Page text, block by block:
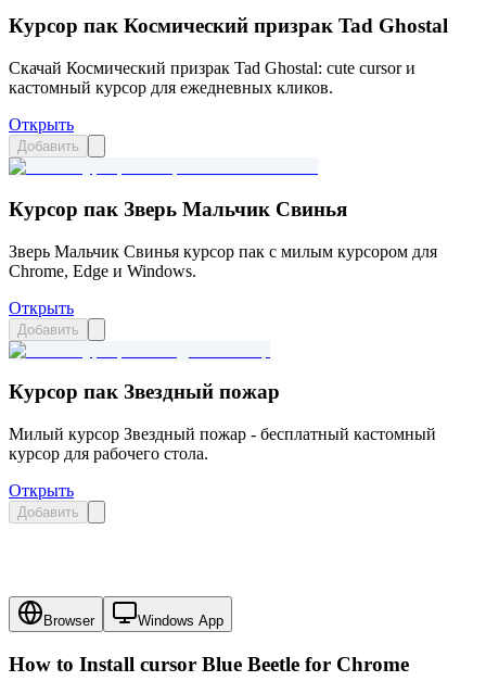
Курсор пак Космический призрак Tad Ghostal
Скачай Космический призрак Tad Ghostal: cute cursor и
кастомный курсор для ежедневных кликов.
Открыть
Добавить
Курсор пак Зверь Мальчик Свинья
Зверь Мальчик Свинья курсор пак с милым курсором для
Chrome, Edge и Windows.
Открыть
Добавить
Курсор пак Звездный пожар
Милый курсор Звездный пожар - бесплатный кастомный
курсор для рабочего стола.
Открыть
Добавить
Browser Windows App
How to Install cursor Blue Beetle for Chrome